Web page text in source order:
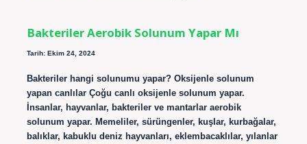
Bakteriler Aerobik Solunum Yapar Mı
Tarih: Ekim 24, 2024
Bakteriler hangi solunumu yapar? Oksijenle solunum
yapan canlılar Çoğu canlı oksijenle solunum yapar.
İnsanlar, hayvanlar, bakteriler ve mantarlar aerobik
solunum yapar. Memeliler, sürüngenler, kuşlar, kurbağalar,
balıklar, kabuklu deniz hayvanları, eklembacaklılar, yılanlar